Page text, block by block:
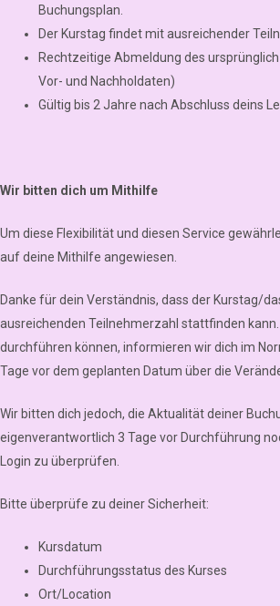
Buchungsplan.
Der Kurstag findet mit ausreichender
Rechtzeitige Abmeldung des
Vor- und Nachholdaten)
Gültig bis 2 Jahre nach Abschluss deins
Wir bitten dich um Mithilfe
Um diese Flexibilität und diesen Service
auf deine Mithilfe angewiesen.
Danke für dein Verständnis, dass der Kurstag/
ausreichenden Teilnehmerzahl stattfinden
durchführen können, informieren wir dich im
Tage vor dem geplanten Datum über die
Wir bitten dich jedoch, die Aktualität deiner
eigenverantwortlich 3 Tage vor Durchführung
Login zu überprüfen.
Bitte überprüfe zu deiner Sicherheit:
Kursdatum
Durchführungsstatus des Kurses
Ort/Location